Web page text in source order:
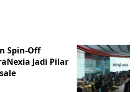
Spin-Off
Jadi Pilar